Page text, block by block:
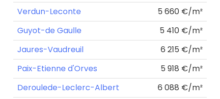
Verdun-Leconte
5 660 €/m²
Guyot-de Gaulle
5 410 €/m²
Jaures-Vaudreuil
6 215 €/m²
Paix-Etienne d'Orves
5 918 €/m²
Deroulede-Leclerc-Albert
6 088 €/m²